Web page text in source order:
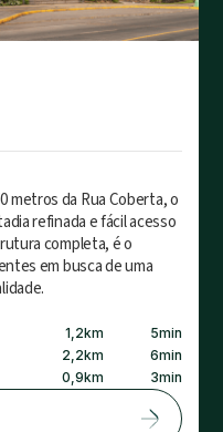
metros da Rua Coberta, o
refinada e fácil acesso
completa, é o
em busca de uma
1,2km 5min
2,2km 6min
0,9km 3min